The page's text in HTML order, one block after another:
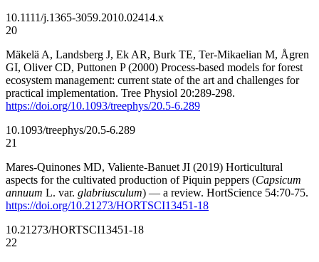
10.1111/j.1365-3059.2010.02414.x
20
Mäkelä A, Landsberg J, Ek AR, Burk TE, Ter-Mikaelian M, Ågren
GI, Oliver CD, Puttonen P (2000) Process-based models for forest
ecosystem management: current state of the art and challenges for
practical implementation. Tree Physiol 20:289-298.
https://doi.org/10.1093/treephys/20.5-6.289
10.1093/treephys/20.5-6.289
21
Mares-Quinones MD, Valiente-Banuet JI (2019) Horticultural
aspects for the cultivated production of Piquin peppers (Capsicum
annuum L. var. glabriusculum) — a review. HortScience 54:70-75.
https://doi.org/10.21273/HORTSCI13451-18
10.21273/HORTSCI13451-18
22